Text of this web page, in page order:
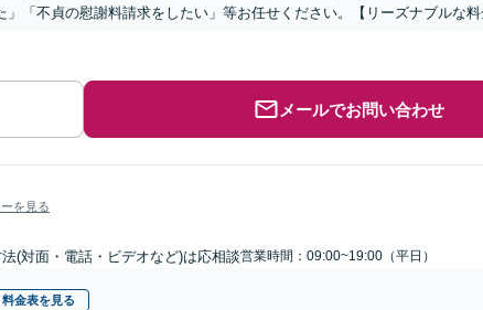
「不貞の慰謝料請求をしたい」等お任せください。【リーズナブルな料
メールでお問い合わせ
を見る
(対面・電話・ビデオなど)は応相談営業時間：09:00~19:00（平日）
料金表を見る